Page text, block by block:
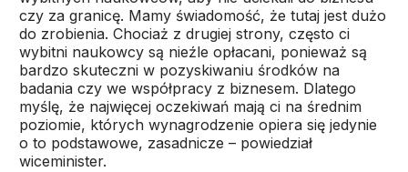
czy za granicę. Mamy świadomość, że tutaj jest dużo
do zrobienia. Chociaż z drugiej strony, często ci
wybitni naukowcy są nieźle opłacani, ponieważ są
bardzo skuteczni w pozyskiwaniu środków na
badania czy we współpracy z biznesem. Dlatego
myślę, że najwięcej oczekiwań mają ci na średnim
poziomie, których wynagrodzenie opiera się jedynie
o to podstawowe, zasadnicze – powiedział
wiceminister.